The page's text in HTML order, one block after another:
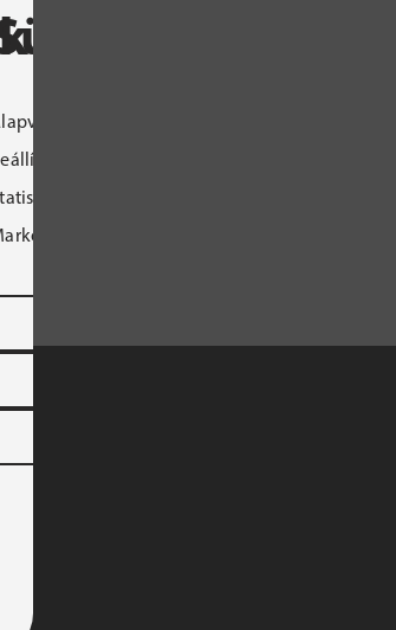
működést biztosító sütik
tároló sütik
sütik
sütik